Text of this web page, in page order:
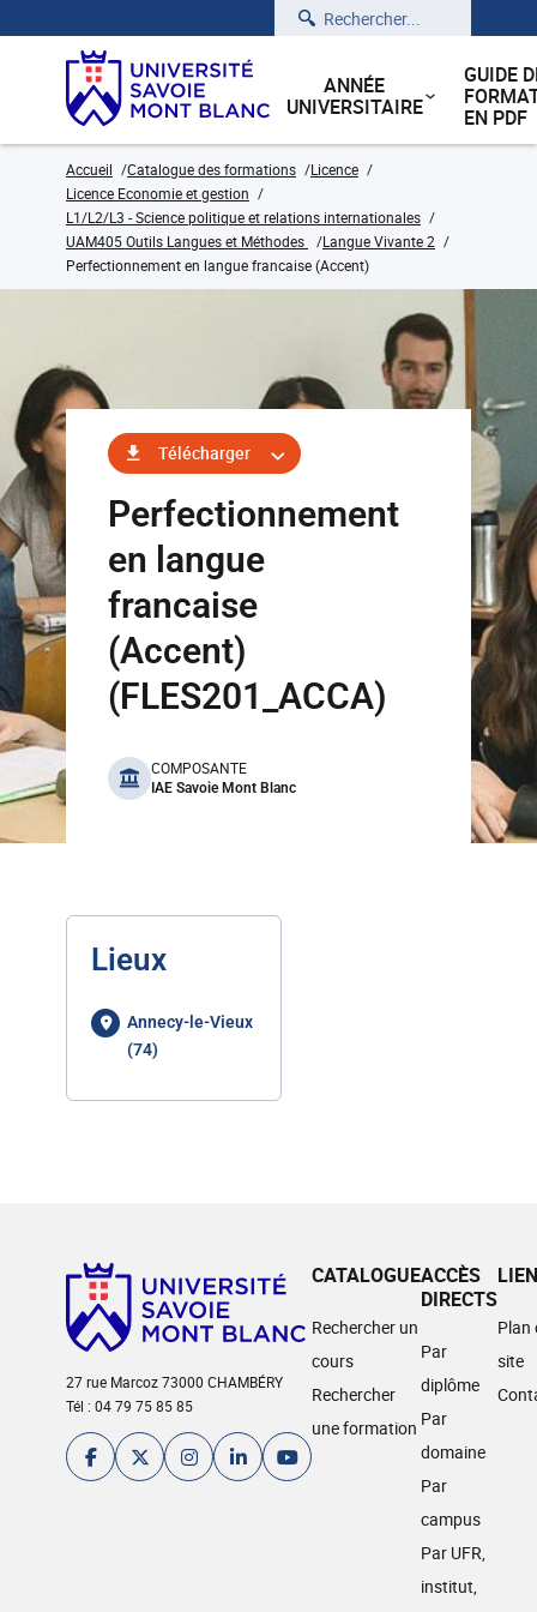
Rechercher
ANNÉE
UNIVERSITAIRE
GUIDE
EN PDF
Accueil Catalogue des formations
Licence
Licence Economie et gestion
L1/L2/L3 - Science politique et relations internationales
UAM405 Outils Langues et Méthodes
Langue Vivante 2
Perfectionnement en langue francaise (Accent)
Télécharger
Perfectionnement
en langue
francaise
(Accent)
(FLES201_ACCA)
benefits
COMPOSANTE
IAE Savoie Mont Blanc
Lieux
Annecy-le-Vieux
(74)
27 rue Marcoz 73000 CHAMBÉRY
Tél : 04 79 75 85 85
CATALOGUE
Rechercher un
cours
Rechercher
une formation
ACCÈS
DIRECTS
Par
diplôme
Par
domaine
Par
campus
Par UFR,
institut,
Plan
site